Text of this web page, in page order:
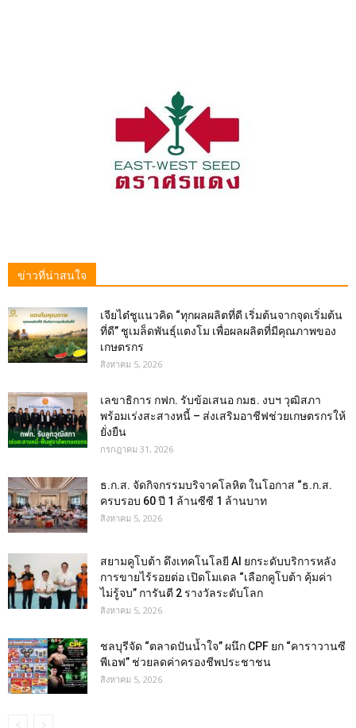
ข่าวที่น่าสนใจ
เจียไต๋ชูแนวคิด “ทุกผลผลิตที่ดี เริ่มต้นจากจุดเริ่มต้น
ที่ดี” ชูเมล็ดพันธุ์แตงโม เพื่อผลผลิตที่มีคุณภาพของ
เกษตรกร
สิงหาคม 5, 2026
เลขาธิการ กฟก. รับข้อเสนอ กมธ. งบฯ วุฒิสภา
พร้อมเร่งสะสางหนี้ – ส่งเสริมอาชีฟช่วยเกษตรกรให้
ยั่งยืน
กรกฎาคม 31, 2026
ธ.ก.ส. จัดกิจกรรมบริจาคโลหิต ในโอกาส “ธ.ก.ส.
ครบรอบ 60 ปี 1 ล้านซีซี 1 ล้านบาท
สิงหาคม 5, 2026
สยามคูโบต้า ดึงเทคโนโลยี AI ยกระดับบริการหลัง
การขายไร้รอยต่อ เปิดโมเดล “เลือกคูโบต้า คุ้มค่า
ไม่รู้จบ” การันตี 2 รางวัลระดับโลก
สิงหาคม 5, 2026
ชลบุรีจัด “ตลาดปันน้ำใจ” ผนึก CPF ยก “คาราวานซี
พีเอฟ” ช่วยลดค่าครองชีพประชาชน
สิงหาคม 5, 2026